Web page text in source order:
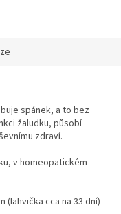
spánek, a to bez
žaludku, působí
zdraví.
v homeopatickém
(lahvička cca na 33 dní)